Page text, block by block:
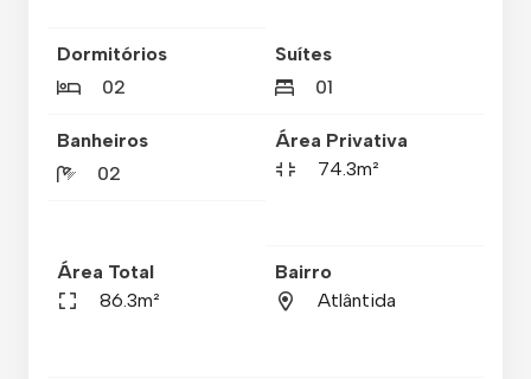
Dormitórios
02
Suítes
01
Banheiros
02
Área Privativa
74.3m²
Área Total
86.3m²
Bairro
Atlântida